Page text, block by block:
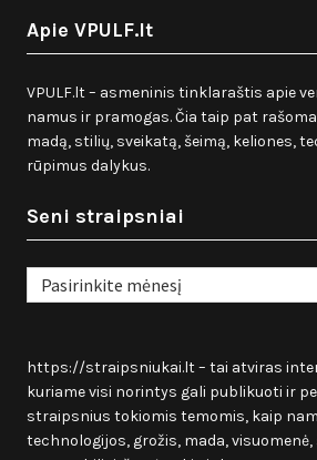
Apie VPULF.lt
VPULF.lt – asmeninis tinklaraštis apie
namus ir pramogas. Čia taip pat
madą, stilių, sveikatą, šeimą, keliones,
rūpimus dalykus.
Seni straipsniai
Seni
straipsniai
https://straipsniukai.lt– tai atviras
kuriame visi norintys gali publikuoti ir
straipsnius tokiomis temomis, kaip
technologijos, grožis, mada,